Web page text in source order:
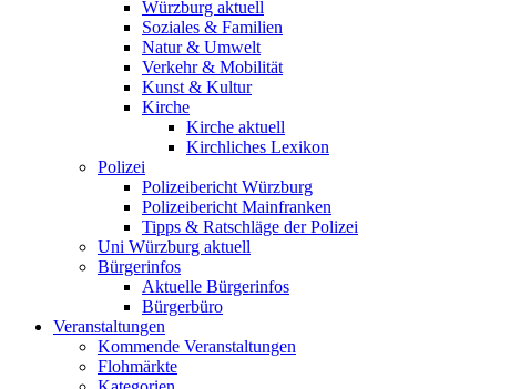
Würzburg aktuell
Soziales & Familien
Natur & Umwelt
Verkehr & Mobilität
Kunst & Kultur
Kirche
Kirche aktuell
Kirchliches Lexikon
Polizei
Polizeibericht Würzburg
Polizeibericht Mainfranken
Tipps & Ratschläge der Polizei
Uni Würzburg aktuell
Bürgerinfos
Aktuelle Bürgerinfos
Bürgerbüro
Veranstaltungen
Kommende Veranstaltungen
Flohmärkte